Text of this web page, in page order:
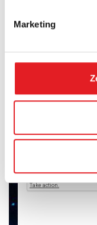
Marketing
I consent to
in thePrivacy